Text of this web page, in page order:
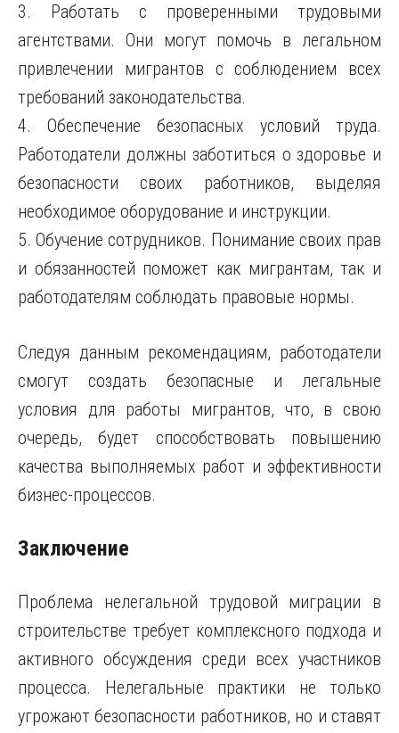
3. Работать с проверенными трудовыми
агентствами. Они могут помочь в легальном
привлечении мигрантов с соблюдением всех
требований законодательства.
4. Обеспечение безопасных условий труда.
Работодатели должны заботиться о здоровье и
безопасности своих работников, выделяя
необходимое оборудование и инструкции.
5. Обучение сотрудников. Понимание своих прав
и обязанностей поможет как мигрантам, так и
работодателям соблюдать правовые нормы.
Следуя данным рекомендациям, работодатели
смогут создать безопасные и легальные
условия для работы мигрантов, что, в свою
очередь, будет способствовать повышению
качества выполняемых работ и эффективности
бизнес-процессов.
Заключение
Проблема нелегальной трудовой миграции в
строительстве требует комплексного подхода и
активного обсуждения среди всех участников
процесса. Нелегальные практики не только
угрожают безопасности работников, но и ставят